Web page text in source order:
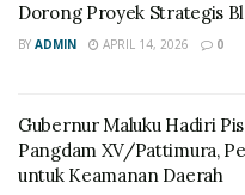
Dorong Proyek Strategis
BY ADMIN APRIL 14, 2026 0
Gubernur Maluku Hadiri
Pangdam XV/Pattimura,
untuk Keamanan Daerah